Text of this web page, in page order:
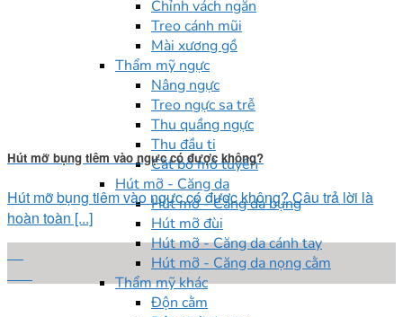
Chỉnh vách ngăn
Treo cánh mũi
Mài xương gồ
Thẩm mỹ ngực
Nâng ngực
Treo ngực sa trễ
Thu quầng ngực
Thu đầu ti
Cắt bỏ mô tuyến
Hút mỡ - Căng da
Hút mỡ - Căng da bụng
Hút mỡ đùi
Hút mỡ - Căng da cánh tay
Hút mỡ - Căng da nọng cằm
Thẩm mỹ khác
Độn cằm
Hút mỡ bụng tiêm vào ngực có được không?
Hút mỡ bụng tiêm vào ngực có được không? Câu trả lời là
hoàn toàn [...]